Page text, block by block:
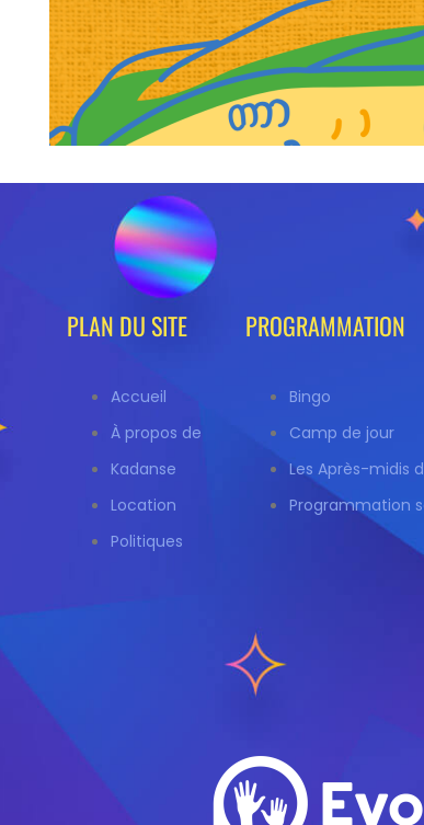
PLAN DU SITE
Accueil
À propos de
Kadanse
Location
Politiques
PROGRAMMATION
Bingo
Camp de jour
Les Après-midis
Programmation